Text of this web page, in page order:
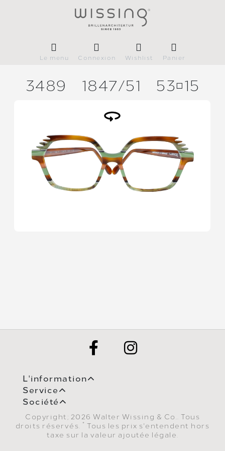
Le menu Connexion Wishlist Panier
3489 1847/51 5315
L'information
Service
Société
Copyright; 2026 Walter Wissing & Co.. Tous
droits réservés.
* Tous les prix s'entendent hors
taxe sur la valeur ajoutée légale.